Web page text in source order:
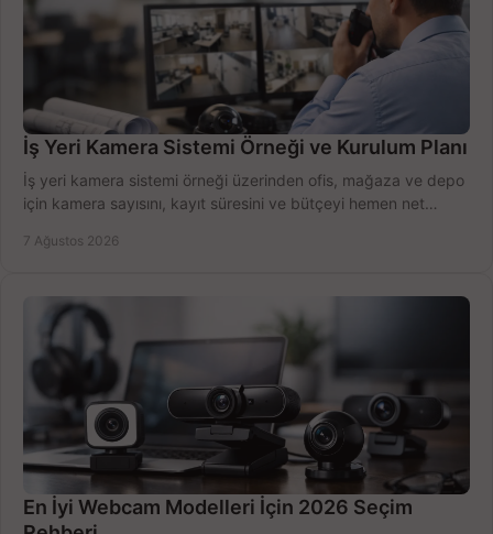
İş Yeri Kamera Sistemi Örneği ve Kurulum Planı
İş yeri kamera sistemi örneği üzerinden ofis, mağaza ve depo
için kamera sayısını, kayıt süresini ve bütçeyi hemen net
7 Ağustos 2026
En İyi Webcam Modelleri İçin 2026 Seçim